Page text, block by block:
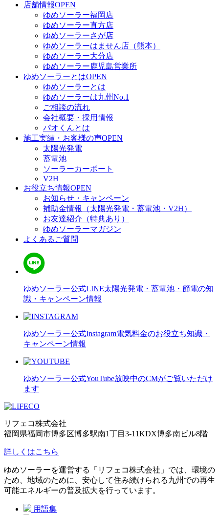
店舗情報OPEN
ゆめソーラー福岡店
ゆめソーラー直方店
ゆめソーラーさが店
ゆめソーラーはません店（熊本）
ゆめソーラー大分店
ゆめソーラー鹿児島営業所
ゆめソーラーとはOPEN
ゆめソーラーとは
ゆめソーラーは九州No.1
ご相談の流れ
会社概要・採用情報
パオくんとは
施工実績・お客様の声OPEN
太陽光発電
蓄電池
ソーラーカーポート
V2H
お役立ち情報OPEN
お知らせ・キャンペーン
補助金情報（太陽光発電・蓄電池・V2H）
お友達紹介（特典あり）
ゆめソーラーマガジン
よくあるご質問
ゆめソーラー公式LINE太陽光発電・蓄電池・節電の知
識・キャンペーン情報
ゆめソーラー公式Instagram電気料金のお役立ち知識・
キャンペーン情報
ゆめソーラー公式YouTube放映中のCMがご覧いただけ
ます
リフェコ株式会社
福岡県福岡市博多区博多駅南1丁目3-11KDX博多南ビル8階
詳しくはこちら
ゆめソーラーを運営する「リフェコ株式会社」では、環境の
ため、地域のために、安心して住み続けられる九州での再生
可能エネルギーの普及拡大を行っています。
用語集